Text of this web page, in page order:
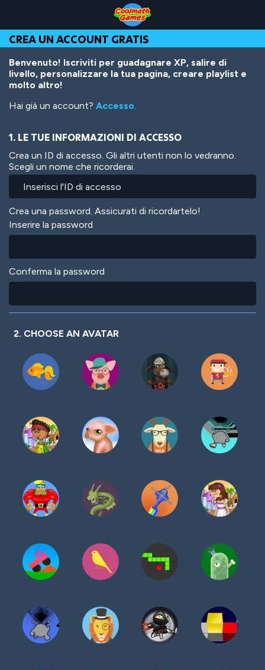
Top
of
Page
Navigation
Main
Content
Footer
contenuto
principale
CREA UN ACCOUNT GRATIS
Benvenuto! Iscriviti per guadagnare XP, salire di
livello, personalizzare la tua pagina, creare playlist e
molto altro!
Hai già un account? Accesso.
1. LE TUE INFORMAZIONI DI ACCESSO
Crea un ID di accesso. Gli altri utenti non lo vedranno.
Scegli un nome che ricorderai.
Crea una password. Assicurati di ricordartelo!
Inserire la password
Conferma la password
2. CHOOSE AN AVATAR